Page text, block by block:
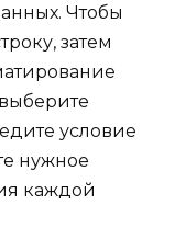
Чтобы
затем
условие
нужное
каждой